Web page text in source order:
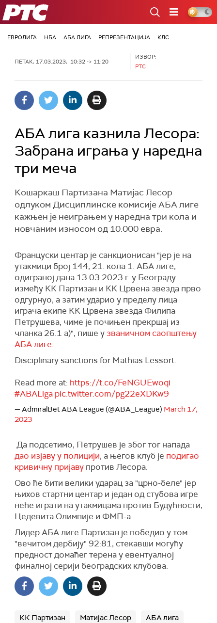
РТС
ЕВРОЛИГА НБА АБА ЛИГА РЕПРЕЗЕНТАЦИЈА КЛС
ПЕТАК, 17.03.2023, 10:32 -> 11:20
ИЗВОР:
РТС
АБА лига казнила Лесора:
Забрана играња у наредна
три меча
Кошаркаш Партизана Матијас Лесор
одлуком Дисциплинске комисије АБА лиге
кажњен је неиграњем у наредна три кола и
новчаним износом од 10.000 евра.
Француски центар је санкционисан "јер је на
утакмици број 144, 21. кола 1. АБА лиге,
одиграној дана 13.03.2023.г. у Београду
између КК Партизан и КК Црвена звезда прво
одгурнуо, а затим ударио у пределу лица
играча екипе КК Црвена звезда Филипа
Петрушева, чиме је почињен прекршај из
чланка 26.1 а)", пише у званичном саопштењу
АБА лиге.
Disciplinary sanctions for Mathias Lessort.
Read more at: https://t.co/FeNGUEwoqi
#ABALiga pic.twitter.com/pg22eXDKw9
— AdmiralBet ABA League (@ABA_League) March 17,
2023
Да подсетимо, Петрушев је због тог напада
дао изјаву у полицији, а његов клуб је подигао
кривичну пријаву против Лесора.
Ово ће бити велики ударац за "црно-беле" јер
њихов стартни центар и један од стубова игре
неће играти на утакмицама против Будућности,
Цедевита Олимпије и ФМП-а.
Лидер АБА лиге Партизан је победио у том
"вечитом дербију" 92:81, стекавши могућу
предност домаћег терена у евентуалној
финалној серији београдских клубова.
КК Партизан Матијас Лесор АБА лига